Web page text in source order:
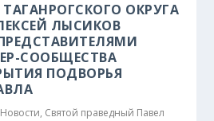
ОКРУГА
ЛЫСИКОВ
СООБЩЕСТВА
ПОДВОРЬЯ
Новости, Святой праведный Павел